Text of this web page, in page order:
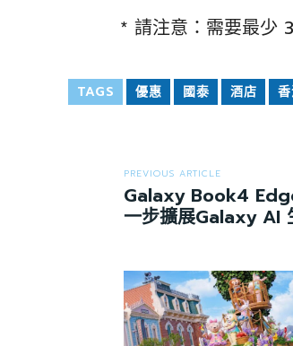
* 請注意：需要最少
TAGS 優惠 國泰 酒店
PREVIOUS ARTICLE
Galaxy Book4
一步擴展Galaxy AI